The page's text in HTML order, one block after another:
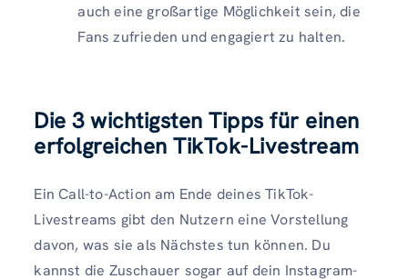
auch eine großartige Möglichkeit sein, die
Fans zufrieden und engagiert zu halten.
Die 3 wichtigsten Tipps für einen
erfolgreichen TikTok-Livestream
Ein Call-to-Action am Ende deines TikTok-
Livestreams gibt den Nutzern eine Vorstellung
davon, was sie als Nächstes tun können. Du
kannst die Zuschauer sogar auf dein Instagram-